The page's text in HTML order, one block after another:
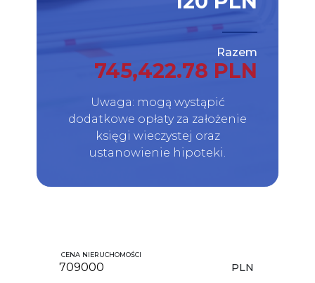
Razem
745,422.78 PLN
Uwaga: mogą wystąpić
dodatkowe opłaty za założenie
księgi wieczystej oraz
ustanowienie hipoteki.
CENA NIERUCHOMOŚCI
PLN